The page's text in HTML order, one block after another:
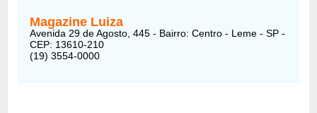
Magazine Luiza
Avenida 29 de Agosto, 445 - Bairro: Centro - Leme - SP -
CEP: 13610-210
(19) 3554-0000